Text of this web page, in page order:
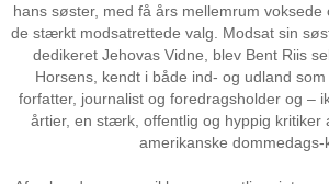
hans søster, med få års mellemrum
de stærkt modsatrettede valg. Modsat sin
dedikeret Jehovas Vidne, blev Bent Riis
Horsens, kendt i både ind- og udland
forfatter, journalist og foredragsholder og –
årtier, en stærk, offentlig og hyppig kritiker
amerikanske dommedags-